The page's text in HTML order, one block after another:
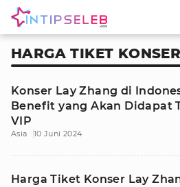
HARGA TIKET
Konser Lay Zhang di
Benefit yang Akan Didapat
VIP
Asia 10 Juni 2024
Harga Tiket Konser Lay